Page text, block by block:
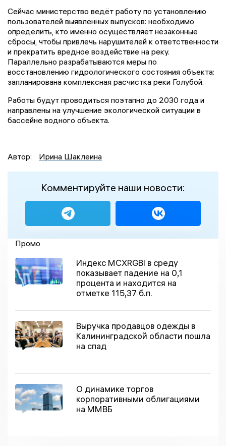
Сейчас министерство ведёт работу по установлению
пользователей выявленных выпусков: необходимо
определить, кто именно осуществляет незаконные
сбросы, чтобы привлечь нарушителей к ответственности
и прекратить вредное воздействие на реку.
Параллельно разрабатываются меры по
восстановлению гидрологического состояния объекта:
запланирована комплексная расчистка реки Голубой.
Работы будут проводиться поэтапно до 2030 года и
направлены на улучшение экологической ситуации в
бассейне водного объекта.
Автор: Ирина Шаклеина
Комментируйте наши новости:
Промо
Индекс MCXRGBI в среду
показывает падение на 0,1
процента и находится на
отметке 115,37 б.п.
Выручка продавцов одежды в
Калининградской области пошла
на спад
О динамике торгов
корпоративными облигациями
на ММВБ